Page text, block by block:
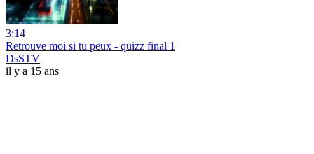
3:14
Retrouve moi si tu peux - quizz final 1
DsSTV
il y a 15 ans